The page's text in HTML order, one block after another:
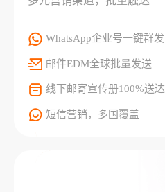
WhatsApp企业号一键群发
邮件EDM全球批量发送
线下邮寄宣传册100%送达
短信营销，多国覆盖